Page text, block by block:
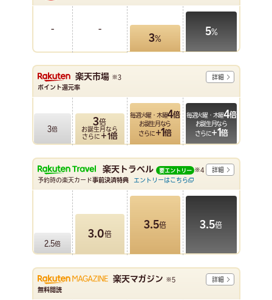
- -
3%
5%
楽天市場 ※3
詳細
ポイント還元率
3倍
3倍
お誕生月なら
さらに ＋1倍
毎週火曜・木曜4倍
お誕生月なら
さらに＋1倍
毎週火曜・木曜4倍
お誕生月なら
さらに＋1倍
楽天トラベル 要エントリー ※4
詳細
予約時の楽天カード事前決済特典 エントリーはこちら
2.5倍
3.0倍
3.5倍 3.5倍
楽天マガジン ※5
詳細
無料閲読